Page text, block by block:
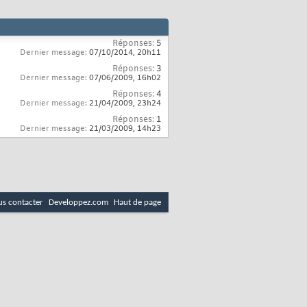
Réponses: 5
Dernier message: 07/10/2014, 20h11
Réponses: 3
Dernier message: 07/06/2009, 16h02
Réponses:4
Dernier message: 21/04/2009, 23h24
Réponses: 1
Dernier message: 21/03/2009, 14h23
contacter Developpez.com Haut de page